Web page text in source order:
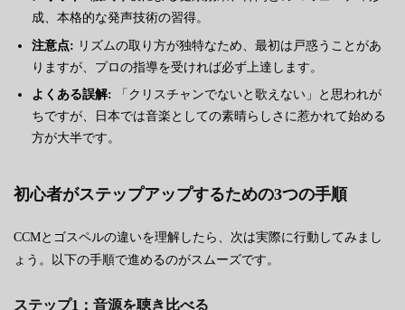
成、本格的な発声技術の習得。
注意点: リズムの取り方が独特なため、最初は戸惑うことがあ
りますが、プロの指導を受ければ必ず上達します。
よくある誤解: 「クリスチャンでないと歌えない」と思われが
ちですが、日本では音楽としての素晴らしさに惹かれて始める
方が大半です。
初心者がステップアップするための3つの手順
CCMとゴスペルの違いを理解したら、次は実際に行動してみまし
ょう。以下の手順で進めるのがスムーズです。
ステップ1：音源を聴き比べる